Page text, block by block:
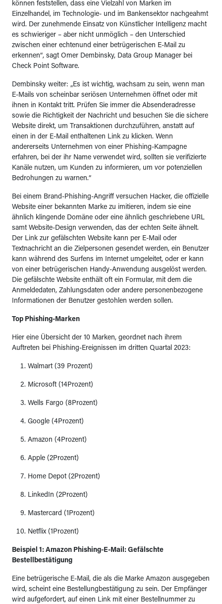
können feststellen, dass eine Vielzahl von Marken im
Einzelhandel, im Technologie- und im Bankensektor nachgeahmt
wird. Der zunehmende Einsatz von Künstlicher Intelligenz macht
es schwieriger – aber nicht unmöglich – den Unterschied
zwischen einer echtenund einer betrügerischen E-Mail zu
erkennen“, sagt Omer Dembinsky, Data Group Manager bei
Check Point Software.
Dembinsky weiter: „Es ist wichtig, wachsam zu sein, wenn man
E-Mails von scheinbar seriösen Unternehmen öffnet oder mit
ihnen in Kontakt tritt. Prüfen Sie immer die Absenderadresse
sowie die Richtigkeit der Nachricht und besuchen Sie die sichere
Website direkt, um Transaktionen durchzuführen, anstatt auf
einen in der E-Mail enthaltenen Link zu klicken. Wenn
andererseits Unternehmen von einer Phishing-Kampagne
erfahren, bei der ihr Name verwendet wird, sollten sie verifizierte
Kanäle nutzen, um Kunden zu informieren, um vor potenziellen
Bedrohungen zu warnen.“
Bei einem Brand-Phishing-Angriff versuchen Hacker, die offizielle
Website einer bekannten Marke zu imitieren, indem sie eine
ähnlich klingende Domäne oder eine ähnlich geschriebene URL
samt Website-Design verwenden, das der echten Seite ähnelt.
Der Link zur gefälschten Website kann per E-Mail oder
Textnachricht an die Zielpersonen gesendet werden, ein Benutzer
kann während des Surfens im Internet umgeleitet, oder er kann
von einer betrügerischen Handy-Anwendung ausgelöst werden.
Die gefälschte Website enthält oft ein Formular, mit dem die
Anmeldedaten, Zahlungsdaten oder andere personenbezogene
Informationen der Benutzer gestohlen werden sollen.
Top Phishing-Marken
Hier eine Übersicht der 10 Marken, geordnet nach ihrem
Auftreten bei Phishing-Ereignissen im dritten Quartal 2023:
Walmart (39 Prozent)
Microsoft (14Prozent)
Wells Fargo (8Prozent)
Google (4Prozent)
Amazon (4Prozent)
Apple (2Prozent)
Home Depot (2Prozent)
LinkedIn (2Prozent)
Mastercard (1Prozent)
Netflix (1Prozent)
Beispiel 1: Amazon Phishing-E-Mail: Gefälschte
Bestellbestätigung
Eine betrügerische E-Mail, die als die Marke Amazon ausgegeben
wird, scheint eine Bestellungbestätigung zu sein. Der Empfänger
wird aufgefordert, auf einen Link mit einer Bestellnummer zu